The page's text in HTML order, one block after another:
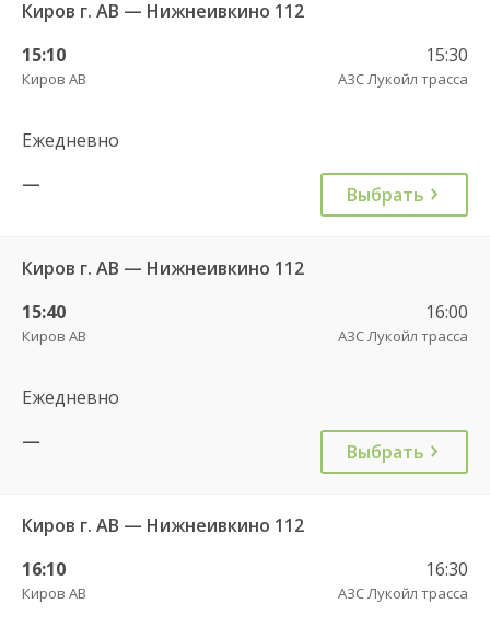
Киров г. АВ — Нижнеивкино 112
15:10
Киров АВ
15:30
АЗС Лукойл трасса
Ежедневно
—
Выбрать
Киров г. АВ — Нижнеивкино 112
15:40
Киров АВ
16:00
АЗС Лукойл трасса
Ежедневно
—
Выбрать
Киров г. АВ — Нижнеивкино 112
16:10
Киров АВ
16:30
АЗС Лукойл трасса